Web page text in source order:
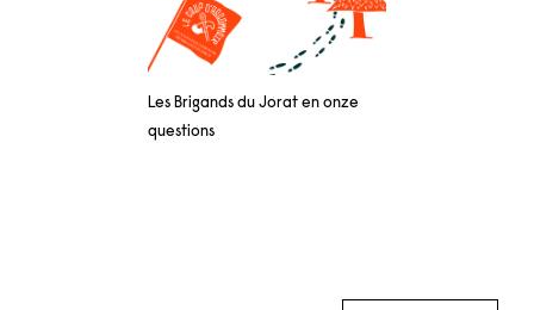
Les Brigands du Jorat en onze
questions